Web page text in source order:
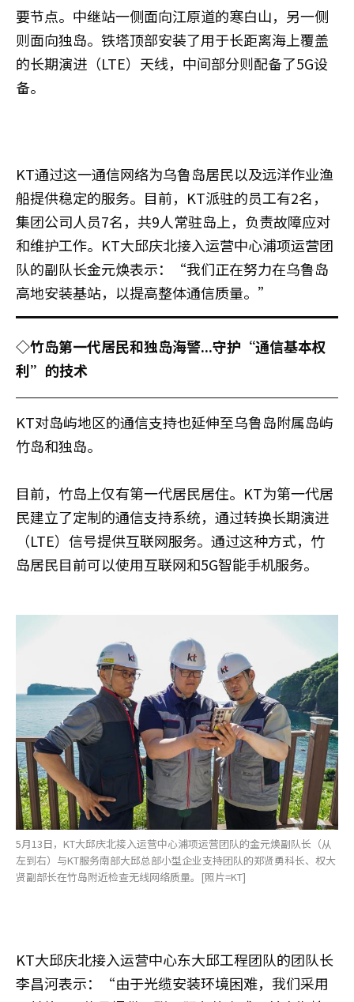
要节点。中继站一侧面向江原道的寒白山，另一侧
则面向独岛。铁塔顶部安装了用于长距离海上覆盖
的长期演进（LTE）天线，中间部分则配备了5G设
备。
KT通过这一通信网络为乌鲁岛居民以及远洋作业渔
船提供稳定的服务。目前，KT派驻的员工有2名，
集团公司人员7名，共9人常驻岛上，负责故障应对
和维护工作。KT大邱庆北接入运营中心浦项运营团
队的副队长金元焕表示：“我们正在努力在乌鲁岛
高地安装基站，以提高整体通信质量。”
◇竹岛第一代居民和独岛海警...守护“通信基本权
利”的技术
KT对岛屿地区的通信支持也延伸至乌鲁岛附属岛屿
竹岛和独岛。
目前，竹岛上仅有第一代居民居住。KT为第一代居
民建立了定制的通信支持系统，通过转换长期演进
（LTE）信号提供互联网服务。通过这种方式，竹
岛居民目前可以使用互联网和5G智能手机服务。
5月13日，KT大邱庆北接入运营中心浦项运营团队的金元焕副队长（从
左到右）与KT服务南部大邱总部小型企业支持团队的郑贤勇科长、权大
贤副部长在竹岛附近检查无线网络质量。[照片=KT]
KT大邱庆北接入运营中心东大邱工程团队的团队长
李昌河表示：“由于光缆安装环境困难，我们采用